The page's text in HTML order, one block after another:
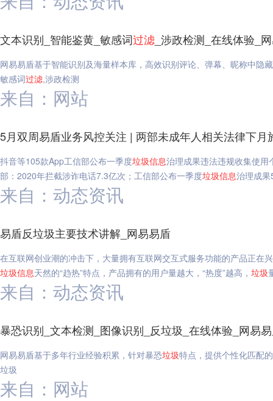
文本识别_智能鉴黄_敏感词过滤 _涉政检测_在线体验_
网易易盾基于智能识别及海量样本库，高效识别评论、弹幕、昵称中隐
敏感词过滤,涉政检测
来自：网站
5月双周易盾业务风控关注 | 两部未成年人相关法律下月
抖音等105款App工信部公布一季度垃圾信息治理成果违法违规收集使用
部：2020年拦截涉诈电话7.3亿次；工信部公布一季度垃圾信息治理成
来自：动态资讯
易盾反垃圾主要技术讲解_网易易盾
在互联网创业潮的冲击下，大量拥有互联网交互式服务功能的产品正在
垃圾信息天然的“趋热”特点，产品拥有的用户量越大，“热度”越高， 垃圾
来自：动态资讯
暴恐识别_文本检测_图像识别_反垃圾_在线体验_网易
网易易盾基于多年行业经验积累，针对暴恐垃圾特点，提供个性化匹配
垃圾
来自：网站